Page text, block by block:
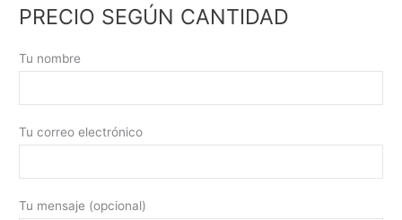
PRECIO SEGÚN CANTIDAD
Tu nombre
Tu correo electrónico
Tu mensaje (opcional)